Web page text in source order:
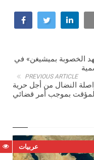
الخصوبة بميشيغن» في
PREVIOUS ARTICLE
النضال من أجل حرية
بموجب أمر قضائي
عربيات